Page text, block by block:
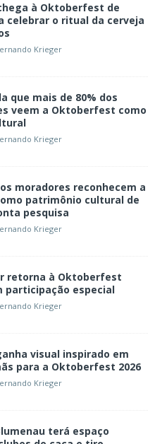
à Oktoberfest de
celebrar o ritual da cerveja
Krieger
que mais de 80% dos
veem a Oktoberfest como
Krieger
moradores reconhecem a
patrimônio cultural de
pesquisa
Krieger
retorna à Oktoberfest
participação especial
Krieger
visual inspirado em
para a Oktoberfest 2026
Krieger
terá espaço